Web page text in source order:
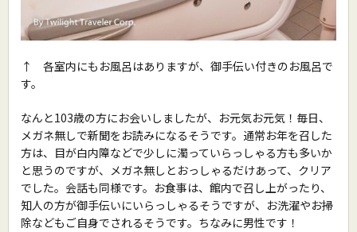
↑ 各室内にもお風呂はありますが、御手伝い付きのお風呂で
す。
なんと103歳の方にお会いしましたが、お元気お元気！毎日、
メガネ無しで新聞をお読みになるそうです。通常お年を召した
方は、目が白内障などで少しに濁っていらっしゃる方も多いか
と思うのですが、メガネ無しとおっしゃるだけあって、クリア
でした。会話も同様です。お食事は、館内で召し上がったり、
知人の方が御手伝いにいらっしゃるそうですが、お洗濯やお掃
除などもご自身でされるそうです。ちなみに男性です！